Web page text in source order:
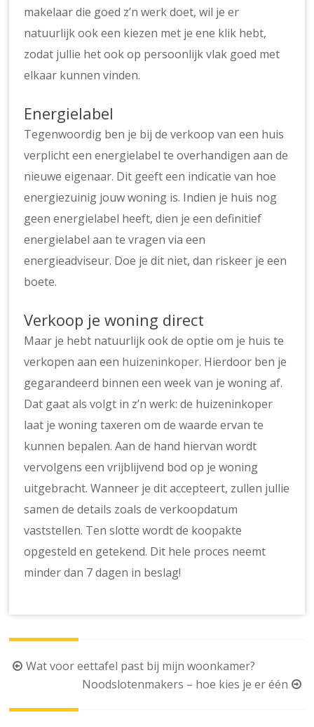
makelaar die goed z’n werk doet, wil je er
natuurlijk ook een kiezen met je ene klik hebt,
zodat jullie het ook op persoonlijk vlak goed met
elkaar kunnen vinden.
Energielabel
Tegenwoordig ben je bij de verkoop van een huis
verplicht een energielabel te overhandigen aan de
nieuwe eigenaar. Dit geeft een indicatie van hoe
energiezuinig jouw woning is. Indien je huis nog
geen energielabel heeft, dien je een definitief
energielabel aan te vragen via een
energieadviseur. Doe je dit niet, dan riskeer je een
boete.
Verkoop je woning direct
Maar je hebt natuurlijk ook de optie om je huis te
verkopen aan een huizeninkoper. Hierdoor ben je
gegarandeerd binnen een week van je woning af.
Dat gaat als volgt in z’n werk: de huizeninkoper
laat je woning taxeren om de waarde ervan te
kunnen bepalen. Aan de hand hiervan wordt
vervolgens een vrijblijvend bod op je woning
uitgebracht. Wanneer je dit accepteert, zullen jullie
samen de details zoals de verkoopdatum
vaststellen. Ten slotte wordt de koopakte
opgesteld en getekend. Dit hele proces neemt
minder dan 7 dagen in beslag!
Berichtnavigatie
Wat voor eettafel past bij mijn woonkamer?
Noodslotenmakers – hoe kies je er één